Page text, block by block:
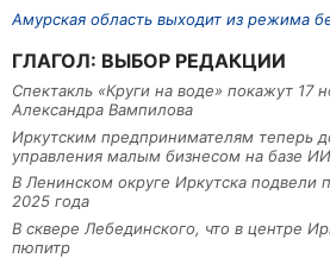
Амурская область выходит из режима
ГЛАГОЛ: ВЫБОР РЕДАКЦИИ
Спектакль «Круги на воде» покажут 17
Александра Вампилова
Иркутским предпринимателям теперь
управления малым бизнесом на базе ИИ
В Ленинском округе Иркутска подвели
2025 года
В сквере Лебединского, что в центре
пюпитр